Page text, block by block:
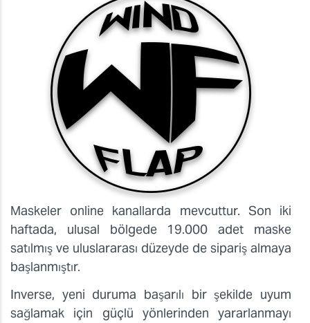
Maskeler online kanallarda mevcuttur. Son iki
haftada, ulusal bölgede 19.000 adet maske
satılmış ve uluslararası düzeyde de sipariş almaya
başlanmıştır.
Inverse, yeni duruma başarılı bir şekilde uyum
sağlamak için güçlü yönlerinden yararlanmayı